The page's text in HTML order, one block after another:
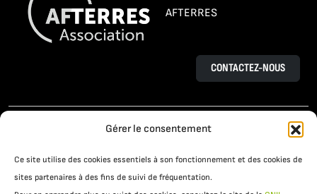
Gérer le consentement
Ce site utilise des cookies essentiels à son fonctionnement et des cookies de
sites partenaires à des fins de suivi de fréquentation.
AFTERRES
CONTACTEZ-NOUS
L’AGROÉCOLOGIE
LE PROJET OSAÉ
PRATIQUES AGROÉCOLOGIQUES